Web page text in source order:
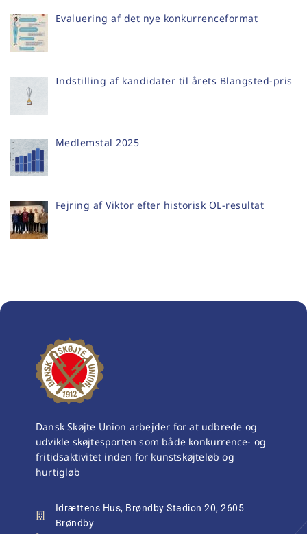
Evaluering af det nye konkurrenceformat
Indstilling af kandidater til årets Blangsted-pris
Medlemstal 2025
Fejring af Viktor efter historisk OL-resultat
Dansk Skøjte Union arbejder for at udbrede og
udvikle skøjtesporten som både konkurrence- og
fritidsaktivitet inden for kunstskøjteløb og
hurtigløb
Idrættens Hus, Brøndby Stadion 20, 2605
Brøndby